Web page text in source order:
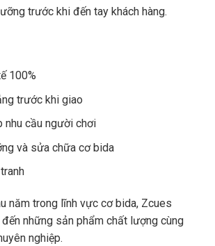
trước khi đến tay khách hàng.
100%
trước khi giao
nhu cầu người chơi
và sửa chữa cơ bida
năm trong lĩnh vực cơ bida, Zcues
những sản phẩm chất lượng cùng
nghiệp.